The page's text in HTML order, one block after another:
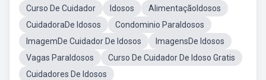
Curso De Cuidador Idosos
AlimentaçãoIdosos
CuidadoraDe Idosos
Condominio ParaIdosos
ImagemDe Cuidador De Idosos
ImagensDe Idosos
Vagas ParaIdosos
Curso De Cuidador De Idoso Gratis
Cuidadores De Idosos